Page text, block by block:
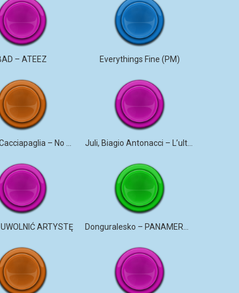
– ATEEZ Everythings Fine (PM)
ARTYSTĘ